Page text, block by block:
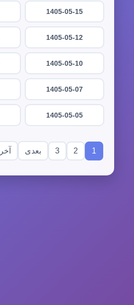
1405-05-15
1405-05-12
1405-05-10
1405-05-07
1405-05-05
1
2
3 بعدی آخر